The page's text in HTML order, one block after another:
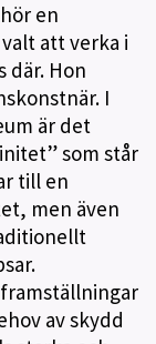
en
att verka i
där. Hon
I
är det
som står
till en
men även
av skydd